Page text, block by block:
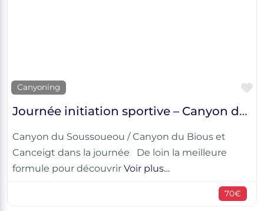
Canyoning
Journée initiation sportive – Canyon du Soussoueou / Canyon du Bious et Canceigt
Canyon du Soussoueou / Canyon du Bious et
Canceigt dans la journée De loin la meilleure
formule pour découvrir Voir plus…
70€